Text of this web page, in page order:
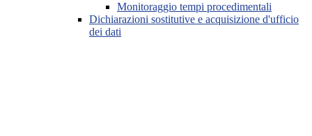
Monitoraggio tempi procedimentali
Dichiarazioni sostitutive e acquisizione d'ufficio
dei dati